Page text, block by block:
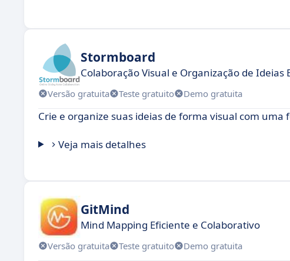
Stormboard
Colaboração Visual e Organização de Ideias
Versão gratuita Teste gratuito Demo gratuita
Crie e organize suas ideias de forma visual com
Veja mais detalhes
GitMind
Mind Mapping Eficiente e Colaborativo
Versão gratuita Teste gratuito Demo gratuita